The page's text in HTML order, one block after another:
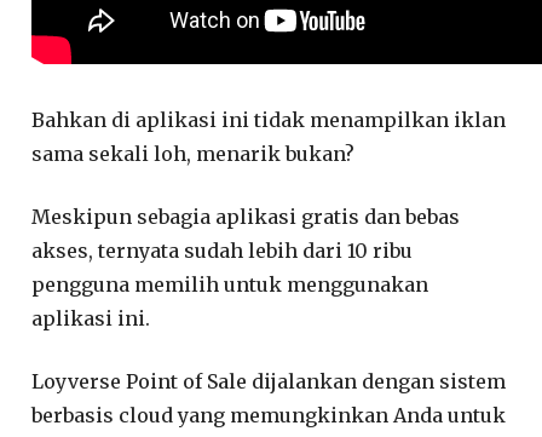
Bahkan di aplikasi ini tidak menampilkan iklan
sama sekali loh, menarik bukan?
Meskipun sebagia aplikasi gratis dan bebas
akses, ternyata sudah lebih dari 10 ribu
pengguna memilih untuk menggunakan
aplikasi ini.
Loyverse Point of Sale dijalankan dengan sistem
berbasis cloud yang memungkinkan Anda untuk